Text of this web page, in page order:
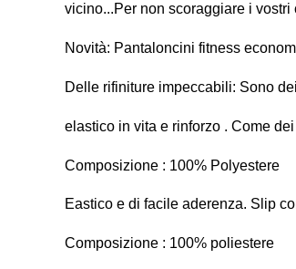
vicino...Per non scoraggiare i vostri
Novità: Pantaloncini fitness
Delle rifiniture impeccabili: Sono
elastico in vita e rinforzo . Come
Composizione : 100% Polyestere
Eastico e di facile aderenza. Slip
Composizione : 100% poliestere